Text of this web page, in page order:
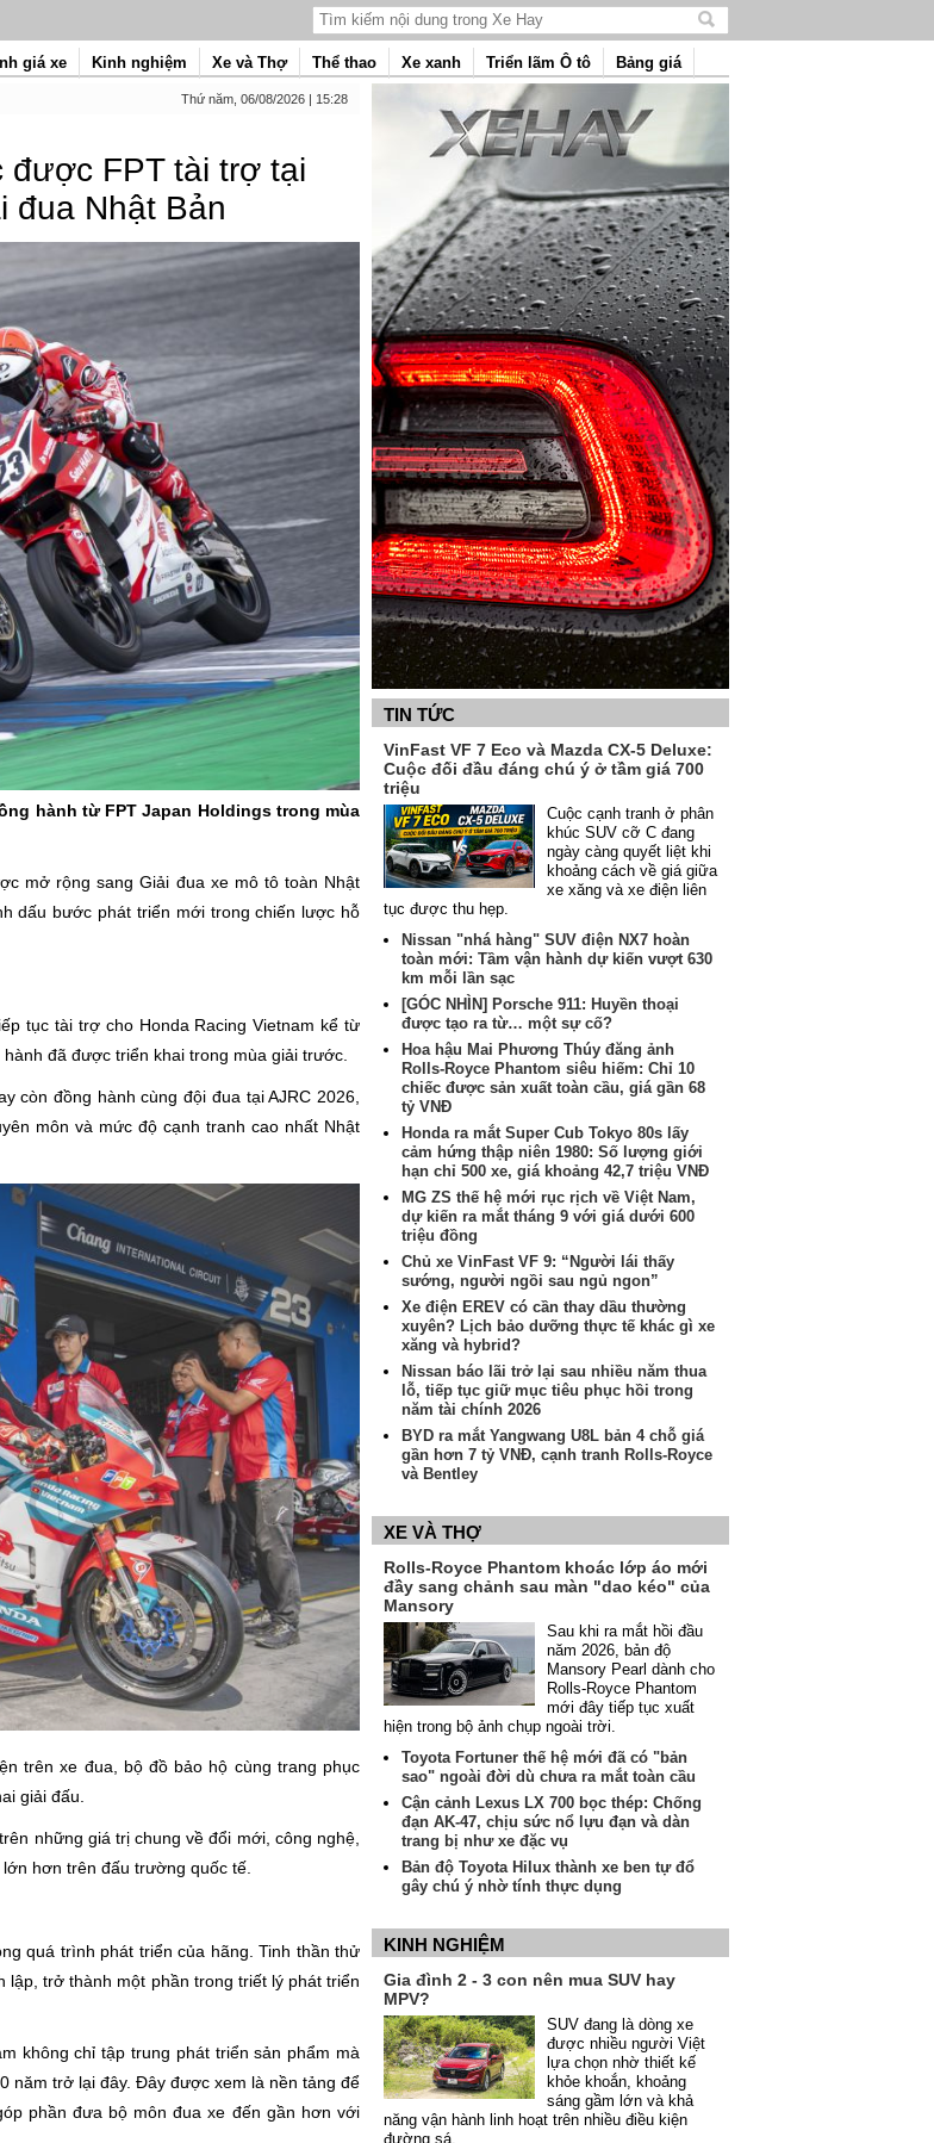
Tìm
nội
giá xe Kinh nghiệm Xe và Thợ Thể thao Xe xanh Triển lãm Ô tô
Bảng giá
Thứ năm, 06/08/2026 | 15:28
được FPT tài trợ tại
đua Nhật Bản
hành từ FPT Japan Holdings trong mùa
mở rộng sang Giải đua xe mô tô toàn Nhật
dấu bước phát triển mới trong chiến lược hỗ
tục tài trợ cho Honda Racing Vietnam kể từ
đã được triển khai trong mùa giải trước.
còn đồng hành cùng đội đua tại AJRC 2026,
môn và mức độ cạnh tranh cao nhất Nhật
trên xe đua, bộ đồ bảo hộ cùng trang phục
giải đấu.
những giá trị chung về đổi mới, công nghệ,
hơn trên đấu trường quốc tế.
quá trình phát triển của hãng. Tinh thần thử
trở thành một phần trong triết lý phát triển
không chỉ tập trung phát triển sản phẩm mà
năm trở lại đây. Đây được xem là nền tảng để
phần đưa bộ môn đua xe đến gần hơn với
TIN TỨC
VinFast VF 7 Eco và Mazda CX-5 Deluxe:
Cuộc đối đầu đáng chú ý ở tầm giá 700
triệu
Cuộc cạnh tranh ở phân
khúc SUV cỡ C đang
ngày càng quyết liệt khi
khoảng cách về giá giữa
xe xăng và xe điện liên
tục được thu hẹp.
Nissan "nhá hàng" SUV điện NX7 hoàn
toàn mới: Tầm vận hành dự kiến vượt 630
km mỗi lần sạc
[GÓC NHÌN] Porsche 911: Huyền thoại
được tạo ra từ… một sự cố?
Hoa hậu Mai Phương Thúy đăng ảnh
Rolls-Royce Phantom siêu hiếm: Chỉ 10
chiếc được sản xuất toàn cầu, giá gần 68
tỷ VNĐ
Honda ra mắt Super Cub Tokyo 80s lấy
cảm hứng thập niên 1980: Số lượng giới
hạn chỉ 500 xe, giá khoảng 42,7 triệu VNĐ
MG ZS thế hệ mới rục rịch về Việt Nam,
dự kiến ra mắt tháng 9 với giá dưới 600
triệu đồng
Chủ xe VinFast VF 9: “Người lái thấy
sướng, người ngồi sau ngủ ngon”
Xe điện EREV có cần thay dầu thường
xuyên? Lịch bảo dưỡng thực tế khác gì xe
xăng và hybrid?
Nissan báo lãi trở lại sau nhiều năm thua
lỗ, tiếp tục giữ mục tiêu phục hồi trong
năm tài chính 2026
BYD ra mắt Yangwang U8L bản 4 chỗ giá
gần hơn 7 tỷ VNĐ, cạnh tranh Rolls-Royce
và Bentley
XE VÀ THỢ
Rolls-Royce Phantom khoác lớp áo mới
đầy sang chảnh sau màn "dao kéo" của
Mansory
Sau khi ra mắt hồi đầu
năm 2026, bản độ
Mansory Pearl dành cho
Rolls-Royce Phantom
mới đây tiếp tục xuất
hiện trong bộ ảnh chụp ngoài trời.
Toyota Fortuner thế hệ mới đã có "bản
sao" ngoài đời dù chưa ra mắt toàn cầu
Cận cảnh Lexus LX 700 bọc thép: Chống
đạn AK-47, chịu sức nổ lựu đạn và dàn
trang bị như xe đặc vụ
Bản độ Toyota Hilux thành xe ben tự đổ
gây chú ý nhờ tính thực dụng
KINH NGHIỆM
Gia đình 2 - 3 con nên mua SUV hay
MPV?
SUV đang là dòng xe
được nhiều người Việt
lựa chọn nhờ thiết kế
khỏe khoắn, khoảng
sáng gầm lớn và khả
năng vận hành linh hoạt trên nhiều điều kiện
đường sá.